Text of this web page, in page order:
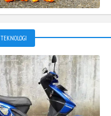
TEKNOLOGI